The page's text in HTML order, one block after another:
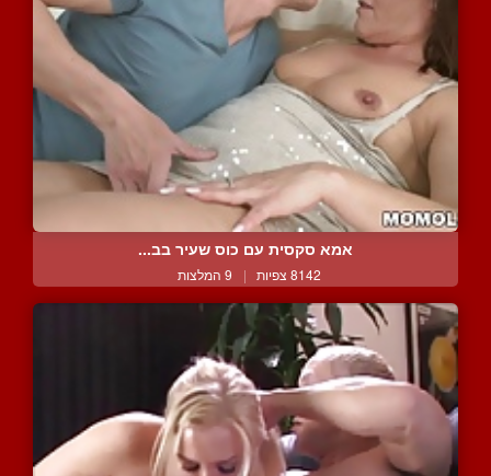
אמא סקסית עם כוס שעיר בב...
8142 צפיות | 9 המלצות